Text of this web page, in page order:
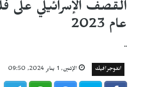
القصف الإسرائيلي على
عام 2023
..
انفوجرافيك الإثنين, 1 يناير 2024, 09:50